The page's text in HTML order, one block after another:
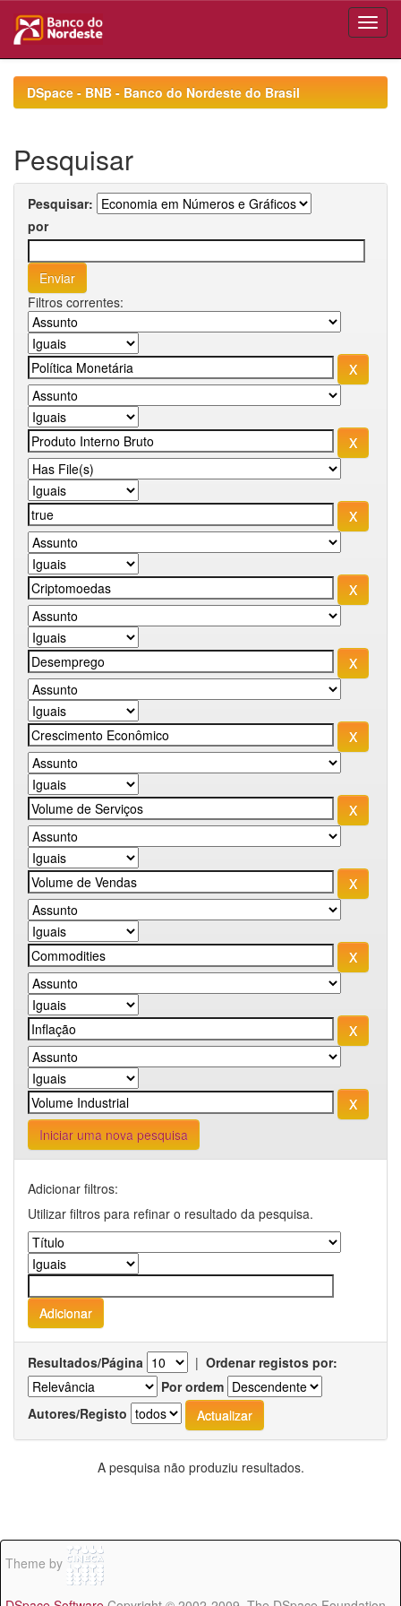
navigationDSpace - BNB - Banco do Nordeste do Brasil
Pesquisar
Pesquisar:
por
Filtros correntes:
Iniciar uma nova pesquisa
Adicionar filtros:
Utilizar filtros para refinar o resultado da pesquisa.
Resultados/Página | Ordenar registos por:
Por ordem
Autores/Registo
A pesquisa não produziu resultados.
Theme by